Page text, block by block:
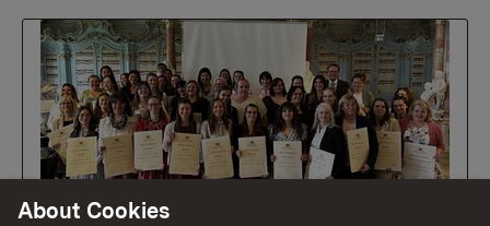
About Cookies